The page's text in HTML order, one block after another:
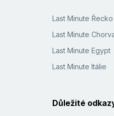
Last Minute Řecko
Last Minute
Last Minute Egypt
Last Minute Itálie
Důležité